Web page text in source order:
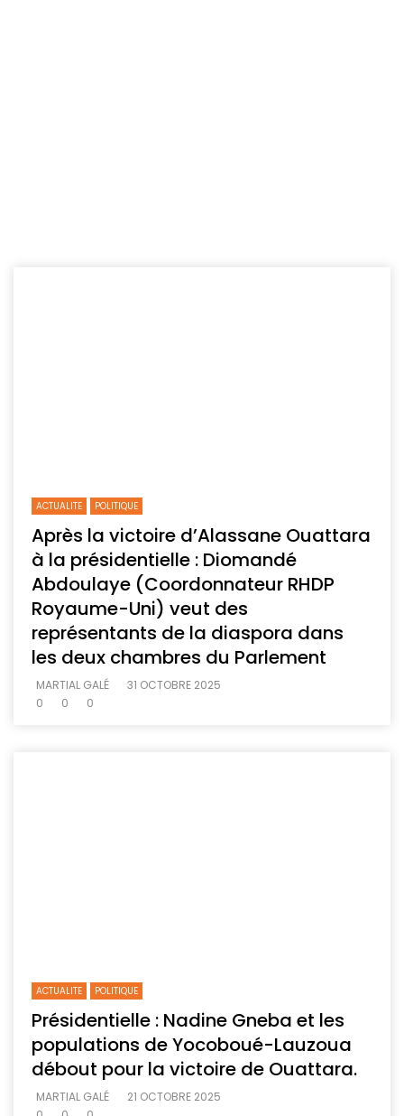
ACTUALITE POLITIQUE
Après la victoire d’Alassane Ouattara
à la présidentielle : Diomandé
Abdoulaye (Coordonnateur RHDP
Royaume-Uni) veut des
représentants de la diaspora dans
les deux chambres du Parlement
MARTIAL GALÉ
31 OCTOBRE 2025
0
0 0
ACTUALITE POLITIQUE
Présidentielle : Nadine Gneba et les
populations de Yocoboué-Lauzoua
débout pour la victoire de Ouattara.
MARTIAL GALÉ
21 OCTOBRE 2025